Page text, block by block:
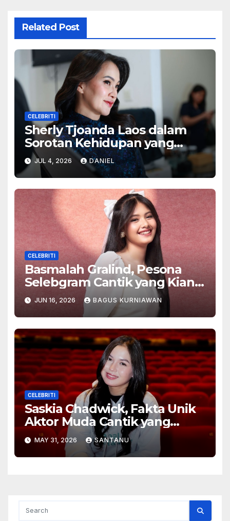
Related Post
CELEBRITI
Sherly Tjoanda Laos dalam
Sorotan Kehidupan yang
Menginspirasi
JUL 4, 2026 DANIEL
CELEBRITI
Basmalah Gralind, Pesona
Selebgram Cantik yang Kian
Bersinar
JUN 16, 2026 BAGUS KURNIAWAN
CELEBRITI
Saskia Chadwick, Fakta Unik
Aktor Muda Cantik yang
Bersinar
MAY 31, 2026 SANTANU